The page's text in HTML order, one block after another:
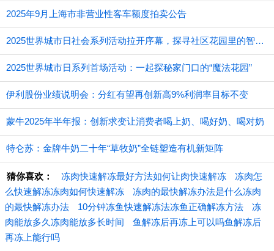
2025年9月上海市非营业性客车额度拍卖公告
2025世界城市日社会系列活动拉开序幕，探寻社区花园里的智慧应用
2025世界城市日系列首场活动：一起探秘家门口的“魔法花园”
伊利股份业绩说明会：分红有望再创新高9%利润率目标不变
蒙牛2025年半年报：创新求变让消费者喝上奶、喝好奶、喝对奶
特仑苏：金牌牛奶二十年“草牧奶”全链塑造有机新矩阵
猜你喜欢： 冻肉快速解冻最好方法如何让肉快速解冻
冻肉怎
么快速解冻冻肉如何快速解冻
冻肉的最快解冻办法是什么冻肉
的最快解冻办法
10分钟冻鱼快速解冻法冻鱼正确解冻方法
冻
肉能放多久冻肉能放多长时间
鱼解冻后再冻上可以吗鱼解冻后
再冻上能行吗